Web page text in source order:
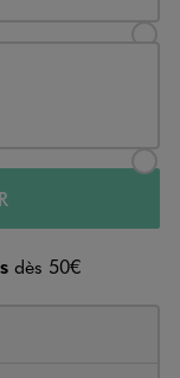
dès 50€